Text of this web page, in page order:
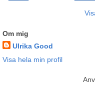
Om mig
Ulrika Good
Visa hela min profil